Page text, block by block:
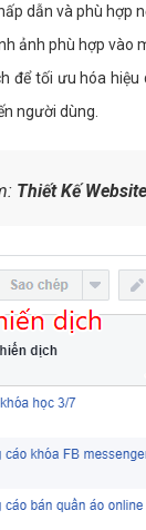
dẫn và phù hợp
ảnh phù hợp vào
để tối ưu hóa
người dùng.
Thiết Kế